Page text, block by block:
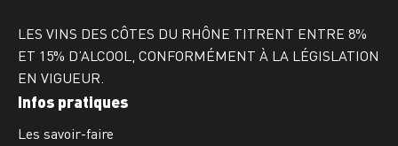
LES VINS DES CÔTES DU RHÔNE TITRENT ENTRE 8%
ET 15% D’ALCOOL, CONFORMÉMENT À LA LÉGISLATION
EN VIGUEUR.
Infos pratiques
Les savoir-faire